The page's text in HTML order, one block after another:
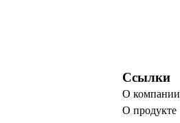
Ссылки
О компании
О продукте